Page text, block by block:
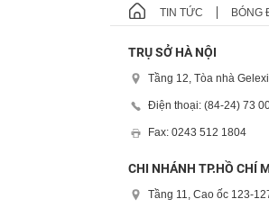
TIN TỨC BÓNG
TRỤ SỞ HÀ NỘI
Tầng 12, Tòa nhà
Điện thoại: (84-24) 73
Fax: 0243 512 1804
CHI NHÁNH TP.HỒ CHÍ
Tầng 11, Cao ốc 123-